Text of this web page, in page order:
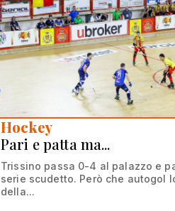
Hockey
Pari e patta ma...
Trissino passa 0-4 al palazzo e
serie scudetto. Però che autogol
della...